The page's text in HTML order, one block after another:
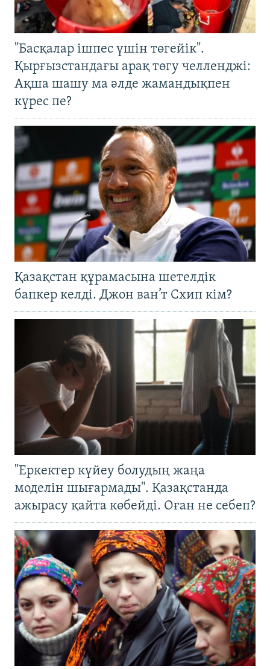
"Басқалар ішпес үшін төгейік".
Қырғызстандағы арақ төгу челленджі:
Ақша шашу ма әлде жамандықпен
күрес пе?
Қазақстан құрамасына шетелдік
бапкер келді. Джон ван’т Схип кім?
"Еркектер күйеу болудың жаңа
моделін шығармады". Қазақстанда
ажырасу қайта көбейді. Оған не себеп?